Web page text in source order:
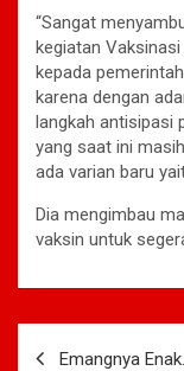
“Sangat
kegiatan
kepada
karena dengan
langkah antisipasi
yang saat ini
ada varian baru
Dia mengimbau
vaksin untuk
Emangnya